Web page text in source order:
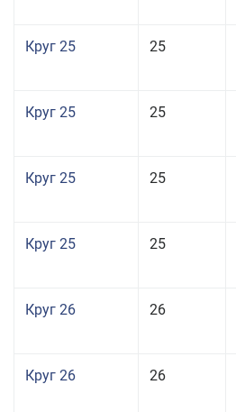
Круг 25 25
Круг 25 25
Круг 25 25
Круг 25 25
Круг 26 26
Круг 26 26